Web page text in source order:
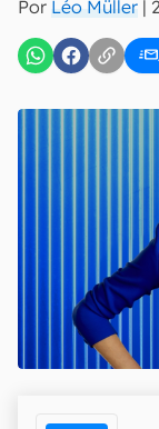
Por Léo Müller |
Uso e